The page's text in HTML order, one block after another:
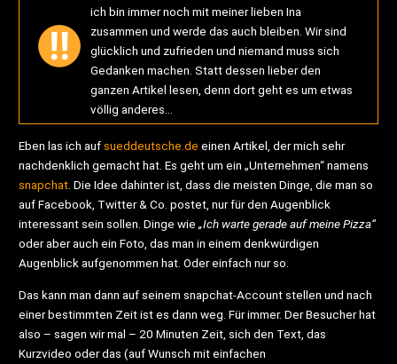
ich bin immer noch mit meiner lieben Ina
zusammen und werde das auch bleiben. Wir sind
glücklich und zufrieden und niemand muss sich
Gedanken machen. Statt dessen lieber den
ganzen Artikel lesen, denn dort geht es um etwas
völlig anderes…
Eben las ich auf sueddeutsche.de einen Artikel, der mich sehr
nachdenklich gemacht hat. Es geht um ein „Unternehmen“ namens
snapchat . Die Idee dahinter ist, dass die meisten Dinge, die man so
auf Facebook, Twitter & Co. postet, nur für den Augenblick
interessant sein sollen. Dinge wie„Ich warte gerade auf meine Pizza“
oder aber auch ein Foto, das man in einem denkwürdigen
Augenblick aufgenommen hat. Oder einfach nur so.
Das kann man dann auf seinem snapchat-Account stellen und nach
einer bestimmten Zeit ist es dann weg. Für immer. Der Besucher hat
also – sagen wir mal – 20 Minuten Zeit, sich den Text, das
Kurzvideo oder das (auf Wunsch mit einfachen